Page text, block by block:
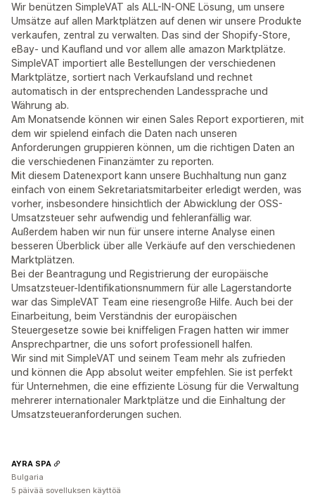
Wir benützen SimpleVAT als ALL-IN-ONE Lösung, um unsere
Umsätze auf allen Marktplätzen auf denen wir unsere Produkte
verkaufen, zentral zu verwalten. Das sind der Shopify-Store,
eBay- und Kaufland und vor allem alle amazon Marktplätze.
SimpleVAT importiert alle Bestellungen der verschiedenen
Marktplätze, sortiert nach Verkaufsland und rechnet
automatisch in der entsprechenden Landessprache und
Währung ab.
Am Monatsende können wir einen Sales Report exportieren, mit
dem wir spielend einfach die Daten nach unseren
Anforderungen gruppieren können, um die richtigen Daten an
die verschiedenen Finanzämter zu reporten.
Mit diesem Datenexport kann unsere Buchhaltung nun ganz
einfach von einem Sekretariatsmitarbeiter erledigt werden, was
vorher, insbesondere hinsichtlich der Abwicklung der OSS-
Umsatzsteuer sehr aufwendig und fehleranfällig war.
Außerdem haben wir nun für unsere interne Analyse einen
besseren Überblick über alle Verkäufe auf den verschiedenen
Marktplätzen.
Bei der Beantragung und Registrierung der europäische
Umsatzsteuer-Identifikationsnummern für alle Lagerstandorte
war das SimpleVAT Team eine riesengroße Hilfe. Auch bei der
Einarbeitung, beim Verständnis der europäischen
Steuergesetze sowie bei kniffeligen Fragen hatten wir immer
Ansprechpartner, die uns sofort professionell halfen.
Wir sind mit SimpleVAT und seinem Team mehr als zufrieden
und können die App absolut weiter empfehlen. Sie ist perfekt
für Unternehmen, die eine effiziente Lösung für die Verwaltung
mehrerer internationaler Marktplätze und die Einhaltung der
Umsatzsteueranforderungen suchen.
AYRA SPA
Bulgaria
5 päivää sovelluksen käyttöä